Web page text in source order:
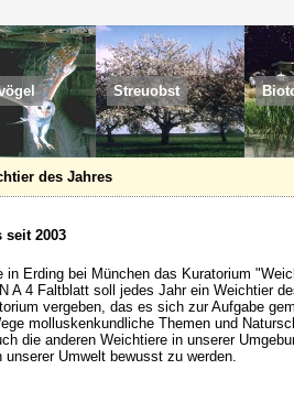
Streuobst
des Jahres
seit 2003
in Erding bei München das Kuratorium
A 4 Faltblatt soll jedes Jahr ein Weichtier
vergeben, das es sich zur Aufgabe
molluskenkundliche Themen und
die anderen Weichtiere in unserer
Umwelt bewusst zu werden.